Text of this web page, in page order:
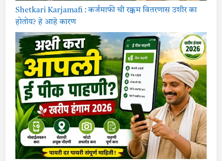
ग
पी
क
र्धा
0
2
6
Shetkari Karjamafi : कर्जमाफी ची रक्कम वितरणास उशीर का
होतोय? हे आहे कारण